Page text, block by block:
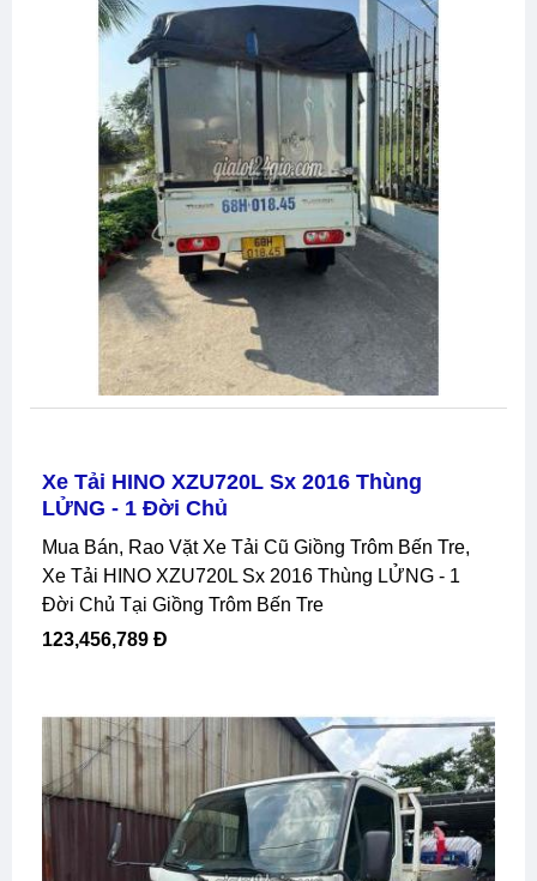
Xe Tải HINO XZU720L Sx 2016 Thùng
LỬNG - 1 Đời Chủ
Mua Bán, Rao Vặt Xe Tải Cũ Giồng Trôm Bến Tre,
Xe Tải HINO XZU720L Sx 2016 Thùng LỬNG - 1
Đời Chủ Tại Giồng Trôm Bến Tre
123,456,789 Đ